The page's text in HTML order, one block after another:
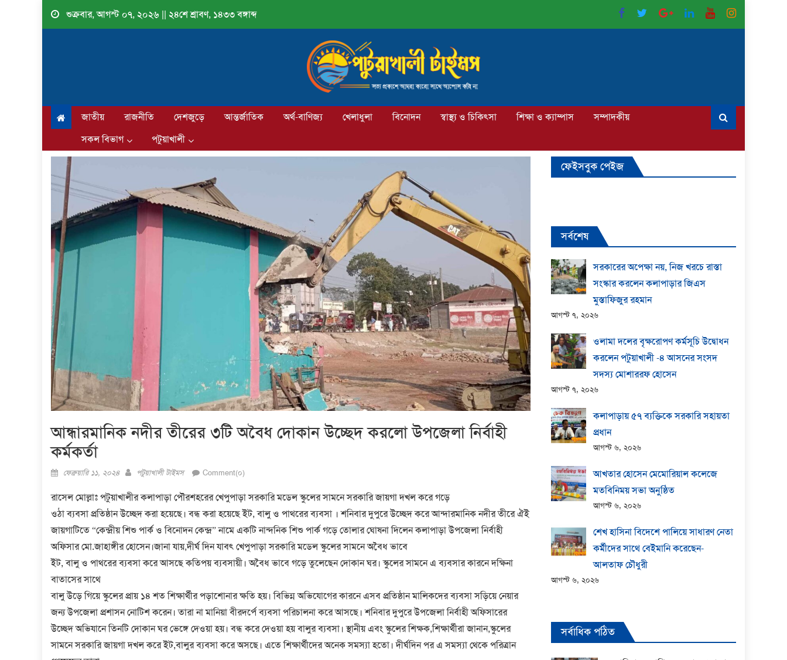
Skip
শুক্রবার, আগস্ট ০৭, ২০২৬ || ২৪শে শ্রাবণ, ১৪৩৩ বঙ্গাব্দ
জাতীয় রাজনীতি দেশজুড়ে আন্তর্জাতিক অর্থ-বাণিজ্য খেলাধুলা বিনোদন স্বাস্থ্য ও চিকিৎসা শিক্ষা ও ক্যাম্পাস
সম্পাদকীয়
সকল বিভাগ
পটুয়াখালী
আন্ধারমানিক নদীর তীরের ৩টি অবৈধ দোকান উচ্ছেদ করলো উপজেলা নির্বাহী
কর্মকর্তা
Posted
ফেব্রুয়ারি ১১, ২০২৪ Author
পটুয়াখালী টাইমস Comment(০)
রাসেল মোল্লাঃ পটুয়াখালীর কলাপাড়া পৌরশহরের খেপুপাড়া সরকারি মডেল স্কুলের সামনে সরকারি জায়গা দখল করে গড়ে
ওঠা ব্যবসা প্রতিষ্ঠান উচ্ছেদ করা হয়েছে। বন্ধ করা হয়েছে ইট, বালু ও পাথরের ব্যবসা । শনিবার দুপুরে উচ্ছেদ করে আন্দারমানিক নদীর তীরে ঐই
জায়গাটিতে “কেন্দ্রীয় শিশু পার্ক ও বিনোদন কেন্দ্র” নামে একটি নান্দনিক শিশু পার্ক গড়ে তোলার ঘোষনা দিলেন কলাপাড়া উপজেলা নির্বাহী
অফিসার মো.জাহাঙ্গীর হোসেন।জানা যায়,দীর্ঘ দিন যাবৎ খেপুপাড়া সরকারি মডেল স্কুলের সামনে অবৈধ ভাবে
ইট, বালু ও পাথরের ব্যবসা করে আসছে কতিপয় ব্যবসায়ী। অবৈধ ভাবে গড়ে তুলেছেন দোকান ঘর। স্কুলের সামনে এ ব্যবসার কারনে দক্ষিনা
বাতাসের সাথে
বালু উড়ে গিয়ে স্কুলের প্রায় ১৪ শত শিক্ষার্থীর পড়াশোনার ক্ষতি হয়। বিভিন্ন অভিযোগের কারনে এসব প্রতিষ্ঠান মালিকদের ব্যবসা সড়িয়ে নেয়ার
জন্য উপজেলা প্রশাসন নোটিশ করেন। তারা না মানিয়া বীরদর্পে ব্যবসা পরিচালনা করে আসছে। শনিবার দুপুরে উপজেলা নির্বাহী অফিসারের
উচ্ছেদ অভিযানে তিনটি দোকান ঘর ভেঙ্গে দেওয়া হয়। বন্ধ করে দেওয়া হয় বালুর ব্যবসা। স্থানীয় এবং স্কুলের শিক্ষক,শিক্ষার্থীরা জানান,স্কুলের
সামনে সরকারি জায়গা দখল করে ইট,বালুর ব্যবসা করে অসছে। এতে শিক্ষার্থীদের অনেক সমস্যা হতো। দীর্ঘদিন পর এ সমস্যা থেকে পরিত্রান
ফেইসবুক পেইজ
সর্বশেষ
সরকারের অপেক্ষা নয়, নিজ খরচে রাস্তা
সংস্কার করলেন কলাপাড়ার জিএস
মুস্তাফিজুর রহমান
আগস্ট ৭, ২০২৬
ওলামা দলের বৃক্ষরোপণ কর্মসূচি উদ্বোধন
করলেন পটুয়াখালী -৪ আসনের সংসদ
সদস্য মোশাররফ হোসেন
আগস্ট ৭, ২০২৬
কলাপাড়ায় ​৫৭ ব্যক্তিকে সরকারি সহায়তা
প্রধান
আগস্ট ৬, ২০২৬
আখতার হোসেন মেমোরিয়াল কলেজে
মতবিনিময় সভা অনুষ্ঠিত
আগস্ট ৬, ২০২৬
শেখ হাসিনা বিদেশে পালিয়ে সাধারণ নেতা
কর্মীদের সাথে বেইমানি করেছেন-
আলতাফ চৌধুরী
আগস্ট ৬, ২০২৬
সর্বাধিক পঠিত